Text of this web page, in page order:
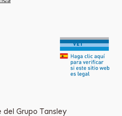
del Grupo Tansley